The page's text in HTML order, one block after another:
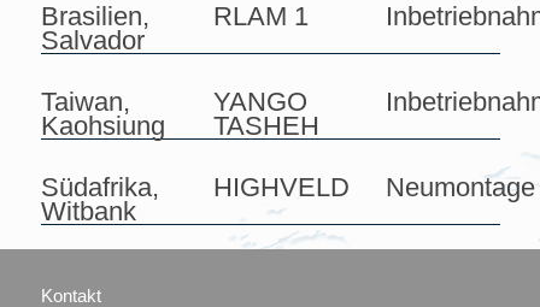
Brasilien,
Salvador
RLAM 1
Taiwan,
Kaohsiung
YANGO
TASHEH
Südafrika,
Witbank
HIGHVELD Neumontage
Kontakt